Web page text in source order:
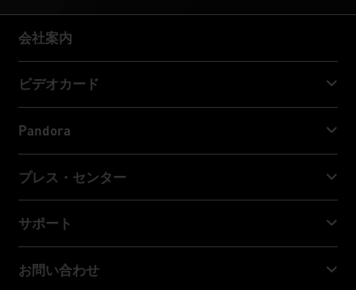
会社案内
会社案内
ビデオカード
GeForce RTX™ 40 Series
GeForce RTX™ 30 Series
Pandora
NVIDIA Jetson Orin™ NX Super
NVIDIA Jetson Orin™ Nano Super
プレス・センター
Palitニュース
ソーシャルメディア
受賞 & レビュー
サポート
ダウンロード・サービス
お問い合わせ